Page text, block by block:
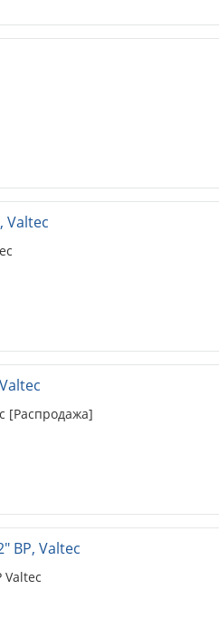
Valtec
[Распродажа]
ВР, Valtec